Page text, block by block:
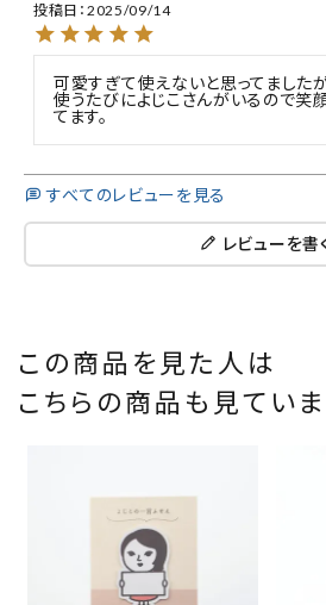
投稿日 2025/09/14
可愛すぎて使えないと思ってました
使うたびによじこさんがいるので笑
てます。
すべてのレビューを見る
レビューを書
この商品を見た人は
こちらの商品も見てい